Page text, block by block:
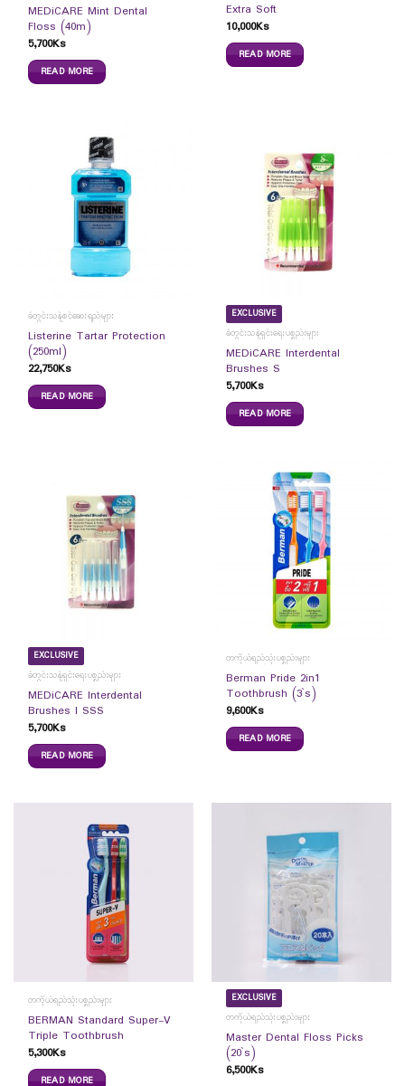
MEDiCARE Mint Dental
Floss (40m)
5,700Ks
READ MORE
Extra Soft
10,000Ks
READ MORE
ခံတွင်းသန့်စင်ဆေးရည်များ
Listerine Tartar Protection
(250ml)
22,750Ks
READ MORE
EXCLUSIVE
ခံတွင်းသန့်ရှင်းရေးပစ္စည်းများ
MEDiCARE Interdental
Brushes S
5,700Ks
READ MORE
EXCLUSIVE
ခံတွင်းသန့်ရှင်းရေးပစ္စည်းများ
MEDiCARE Interdental
Brushes I SSS
5,700Ks
READ MORE
တကိုယ်ရည်သုံးပစ္စည်းများ
Berman Pride 2in1
Toothbrush (3`s)
9,600Ks
READ MORE
တကိုယ်ရည်သုံးပစ္စည်းများ
BERMAN Standard Super-V
Triple Toothbrush
5,300Ks
READ MORE
EXCLUSIVE
တကိုယ်ရည်သုံးပစ္စည်းများ
Master Dental Floss Picks
(20`s)
6,500Ks